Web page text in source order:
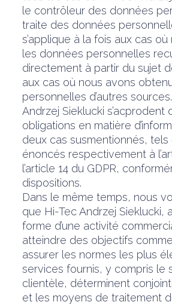
le contrôleur des données
traite des données
s’applique à la fois aux cas
les données personnelles
directement à partir du sujet
aux cas où nous avons
personnelles d’autres
Andrzej Sieklucki s’acprodent
obligations en matière
deux cas susmentionnés, tels
énoncés respectivement à
l’article 14 du GDPR,
dispositions.
Dans le même temps, nous
que Hi-Tec Andrzej Sieklucki,
forme d’une activité
atteindre des objectifs
assurer les normes les plus
services fournis, y compris le
clientèle, déterminent
et les moyens de traitement